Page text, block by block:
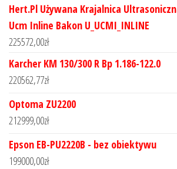
Hert.Pl Używana Krajalnica
Ucm Inline Bakon U_UCMI_INLINE
225572,00zł
Karcher KM 130/300 R Bp 1.186-122.0
220562,77zł
Optoma ZU2200
212999,00zł
Epson EB-PU2220B - bez obiektywu
199000,00zł